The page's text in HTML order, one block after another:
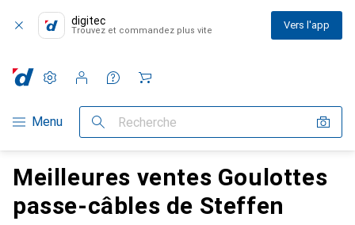
digitec
Trouvez et commandez plus vite Vers l'app
Navigation par catégorie
Menu Recherche
Paramètres
Compte client
Listes de comparaison
Listes d'envies
Panier
Meilleures ventes Goulottes
passe-câbles de Steffen